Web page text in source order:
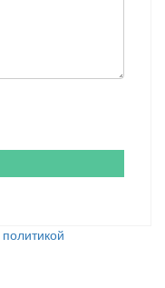
политикой